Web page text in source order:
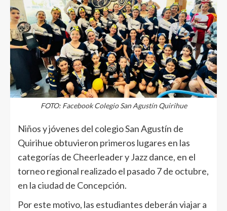
FOTO: Facebook Colegio San Agustín Quirihue
Niños y jóvenes del colegio San Agustín de
Quirihue obtuvieron primeros lugares en las
categorías de Cheerleader y Jazz dance, en el
torneo regional realizado el pasado 7 de octubre,
en la ciudad de Concepción.
Por este motivo, las estudiantes deberán viajar a